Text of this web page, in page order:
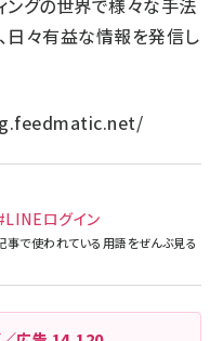
ングの世界で様々な手法
日々有益な情報を発信し
ログイン